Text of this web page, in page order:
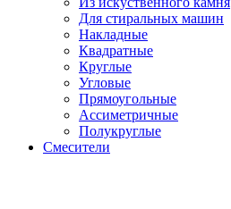
Для стиральных машин
Накладные
Квадратные
Круглые
Угловые
Прямоугольные
Ассиметричные
Полукруглые
Смесители